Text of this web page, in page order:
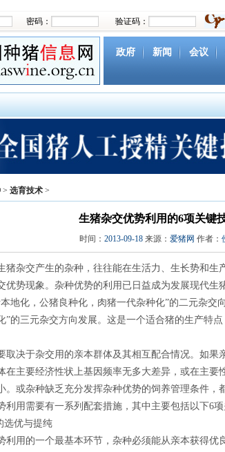
密码： 验证码：
政府 新闻 会议
资源
社团 下载
> 选育技术 >
生猪杂交优势利用的6项关键
时间： 2013-09-18来源： 爱猪网 作者：
杂交产生的杂种，往往能在生活力、生长势和生
优势现象。杂种优势的利用已日益成为发展现代生
地化，公猪良种化，肉猪一代杂种化”的二元杂交
”的三元杂交方向发展。这是一个适合猪的生产特
决于杂交用的亲本群体及其相互配合情况。如果
在主要经济性状上基因频率无多大差异，或在主要
。或杂种缺乏充分发挥杂种优势的饲养管理条件，
利用需要有一系列配套措施，其中主要包括以下6项
选优与提纯
用的一个最基本环节，杂种必须能从亲本获得优